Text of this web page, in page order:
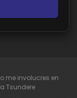
me involucres en
Tsundere